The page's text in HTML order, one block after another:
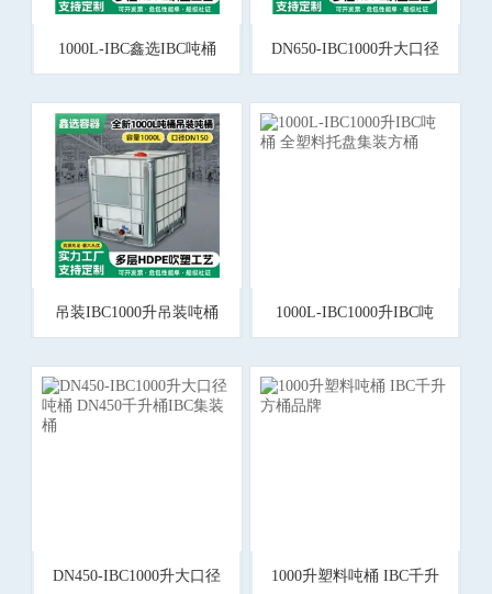
1000L-IBC鑫选IBC吨桶 DN650-IBC1000升大口径
桶
吊装IBC1000升吊装吨桶 1000L-IBC1000升IBC吨
DN450-IBC1000升大口径 1000升塑料吨桶 IBC千升